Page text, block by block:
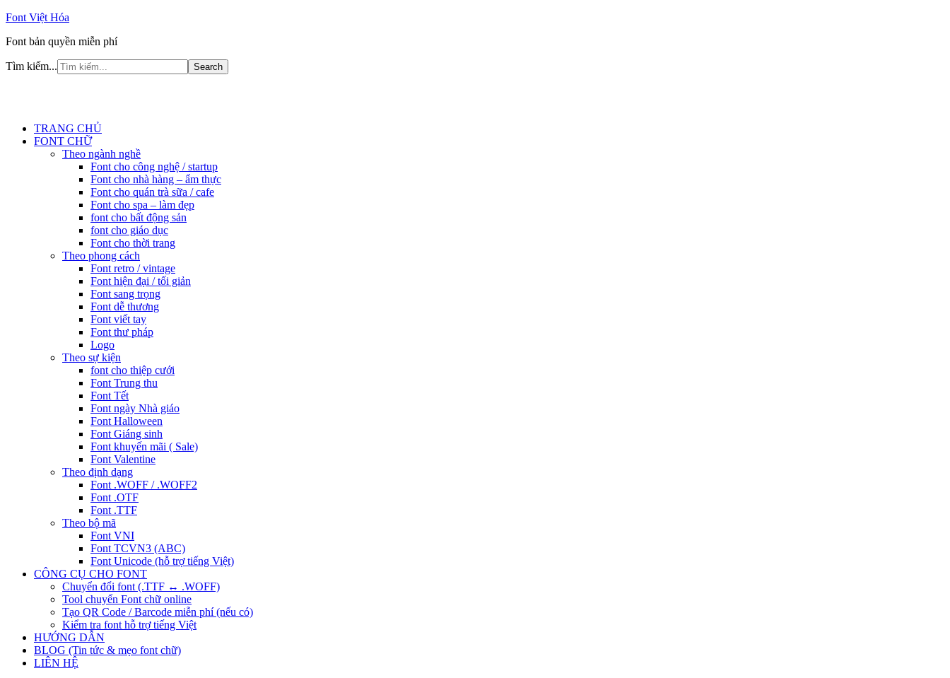
Font Việt Hóa
Font bản quyền miễn phí
Tìm kiếm...
TRANG CHỦ
FONT CHỮ
Theo ngành nghề
Font cho công nghệ / startup
Font cho nhà hàng – ẩm thực
Font cho quán trà sữa / cafe
Font cho spa – làm đẹp
font cho bất động sản
font cho giáo dục
Font cho thời trang
Theo phong cách
Font retro / vintage
Font hiện đại / tối giản
Font sang trọng
Font dễ thương
Font viết tay
Font thư pháp
Logo
Theo sự kiện
font cho thiệp cưới
Font Trung thu
Font Tết
Font ngày Nhà giáo
Font Halloween
Font Giáng sinh
Font khuyến mãi ( Sale)
Font Valentine
Theo định dạng
Font .WOFF / .WOFF2
Font .OTF
Font .TTF
Theo bộ mã
Font VNI
Font TCVN3 (ABC)
Font Unicode (hỗ trợ tiếng Việt)
CÔNG CỤ CHO FONT
Chuyển đổi font (.TTF ↔ .WOFF)
Tool chuyển Font chữ online
Tạo QR Code / Barcode miễn phí (nếu có)
Kiểm tra font hỗ trợ tiếng Việt
HƯỚNG DẪN
BLOG (Tin tức & mẹo font chữ)
LIÊN HỆ